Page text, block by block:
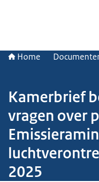
Home
Kamerbrief
vragen over
2025